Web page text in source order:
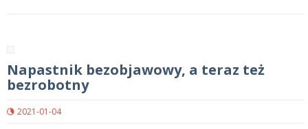
Napastnik bezobjawowy, a teraz też
bezrobotny
2021-01-04